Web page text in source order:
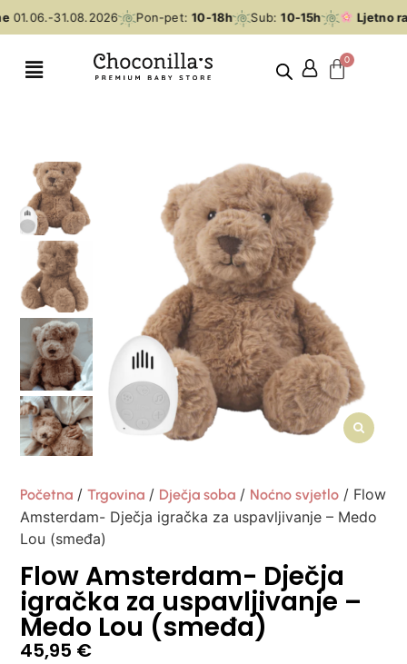
01.06.-31.08.2026 Pon-pet: 10-18h Sub: 10-15h Ljetno
Početna /Trgovina / Dječja soba / Noćno svjetlo / Flow
Amsterdam- Dječja igračka za uspavljivanje – Medo
Lou (smeđa)
Flow Amsterdam- Dječja
igračka za uspavljivanje –
Medo Lou (smeđa)
45,95 €